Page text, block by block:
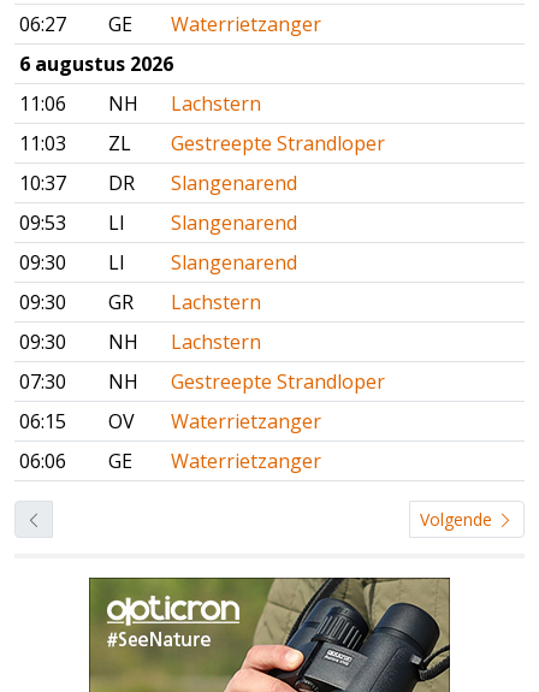
06:27
GE
Waterrietzanger
6 augustus 2026
11:06
NH
Lachstern
11:03
ZL
Gestreepte Strandloper
10:37
DR
Slangenarend
09:53
LI
Slangenarend
09:30
LI
Slangenarend
09:30
GR
Lachstern
09:30
NH
Lachstern
07:30
NH
Gestreepte Strandloper
06:15
OV
Waterrietzanger
06:06
GE Waterrietzanger
Volgende